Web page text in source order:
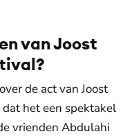
van Joost
de act van Joost
het een spektakel
vrienden Abdulahi